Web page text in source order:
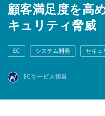
顧客満足度を高
キュリティ脅威
EC システム開発 セキュ
ECサービス担当